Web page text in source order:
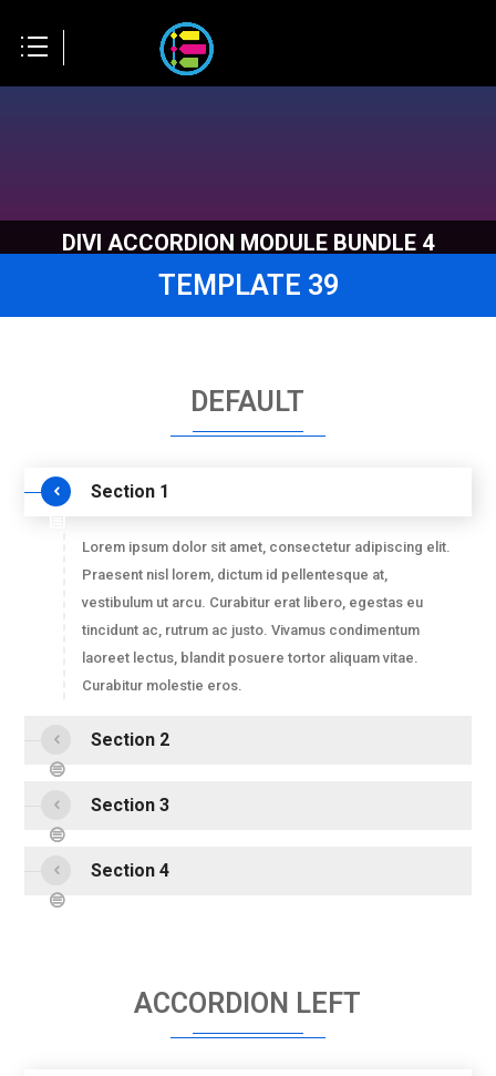
DIVI ACCORDION MODULE BUNDLE 4
TEMPLATE 39
DEFAULT
Section 1
Lorem ipsum dolor sit amet, consectetur adipiscing elit.
Praesent nisl lorem, dictum id pellentesque at,
vestibulum ut arcu. Curabitur erat libero, egestas eu
tincidunt ac, rutrum ac justo. Vivamus condimentum
laoreet lectus, blandit posuere tortor aliquam vitae.
Curabitur molestie eros.
Section 2
Section 3
Section 4
ACCORDION LEFT